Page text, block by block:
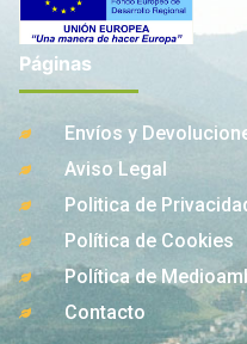
Páginas
Envíos y
Aviso Legal
Politica de
Política de Cookies
Política de
Contacto